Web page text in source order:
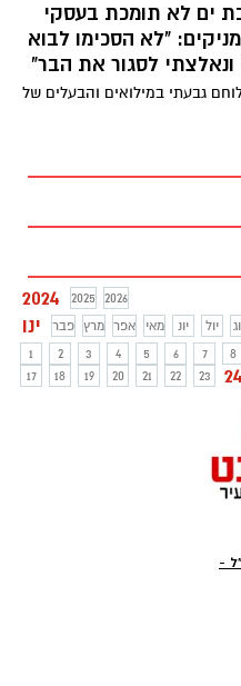
ים לא תומכת בעסקי
"לא הסכימו לבוא
לסגור את הבר"
גבעתי במילואים והבעלים של
2024 2025 2026
ינו פבר מרץ אפר מאי יונ יול
1
2 3 4 5 6 7 8
17
18 19 20 21 22 23 24
-